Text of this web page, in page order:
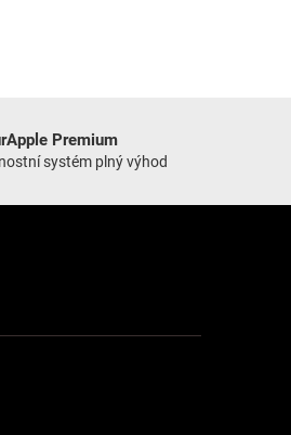
Premium
systém plný výhod